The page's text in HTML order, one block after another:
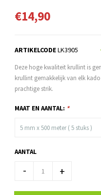
€14,90
ARTIKELCODELK3905
Deze hoge kwaliteit krullint is
krullint gemakkelijk van elk
prachtige strik.
MAAT EN AANTAL: *
5 mm x 500 meter ( 5 stuks )
AANTAL
- +